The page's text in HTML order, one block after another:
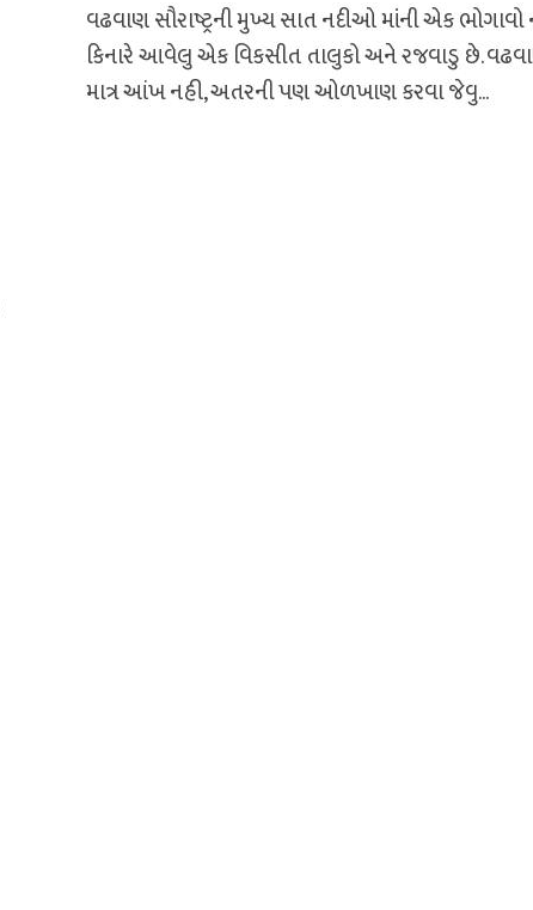
વઢવાણ સૌરાષ્ટ્રની મુખ્ય સાત નદીઓ માંની એક ભોગાવો
કિનારે આવેલુ એક વિકસીત તાલુકો અને રજવાડુ છે.
માત્ર આંખ નહી, અતરની પણ ઓળખાણ કરવા જેવુ...